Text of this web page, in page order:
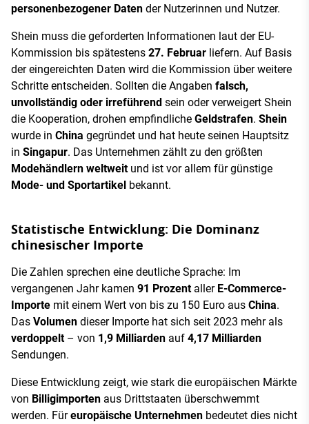
personenbezogener Daten der Nutzerinnen und Nutzer.
Shein muss die geforderten Informationen laut der EU-
Kommission bis spätestens 27. Februar liefern. Auf Basis
der eingereichten Daten wird die Kommission über weitere
Schritte entscheiden. Sollten die Angaben falsch,
unvollständig oder irreführend sein oder verweigert Shein
die Kooperation, drohen empfindliche Geldstrafen. Shein
wurde in China gegründet und hat heute seinen Hauptsitz
in Singapur. Das Unternehmen zählt zu den größten
Modehändlern weltweitund ist vor allem für günstige
Mode- und Sportartikel bekannt.
Statistische Entwicklung: Die Dominanz
chinesischer Importe
Die Zahlen sprechen eine deutliche Sprache: Im
vergangenen Jahr kamen 91 Prozentaller E-Commerce-
Importe mit einem Wert von bis zu 150 Euro aus China.
Das Volumen dieser Importe hat sich seit 2023 mehr als
verdoppelt– von 1,9 Milliarden auf 4,17 Milliarden
Sendungen.
Diese Entwicklung zeigt, wie stark die europäischen Märkte
von Billigimporten aus Drittstaaten überschwemmt
werden. Füreuropäische Unternehmen bedeutet dies nicht